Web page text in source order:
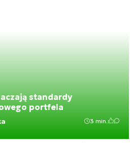
standardy
portfela
3 min.